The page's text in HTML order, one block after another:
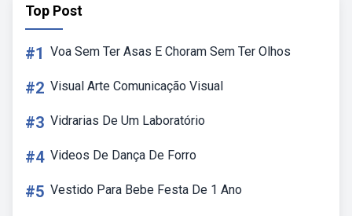
Top Post
#1 Voa Sem Ter Asas E Choram Sem Ter Olhos
#2 Visual Arte Comunicação Visual
#3 Vidrarias De Um Laboratório
#4 Videos De Dança De Forro
#5 Vestido Para Bebe Festa De 1 Ano